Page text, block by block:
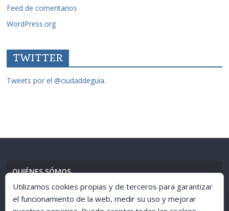
Feed de comentarios
WordPress.org
TWITTER
Tweets por el @ciudaddeguia.
QUIÉNES SÓMOS
Utilizamos cookies propias y de terceros para garantizar
el funcionamiento de la web, medir su uso y mejorar